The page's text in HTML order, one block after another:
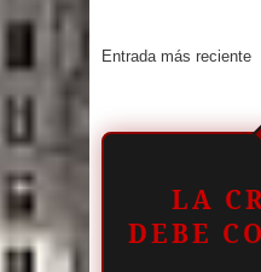
Entrada más reciente
LA
DEBE